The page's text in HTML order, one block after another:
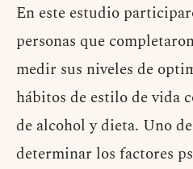
En este estudio
personas que
medir sus niveles de
hábitos de estilo de vida
de alcohol y dieta. Uno
determinar los factores